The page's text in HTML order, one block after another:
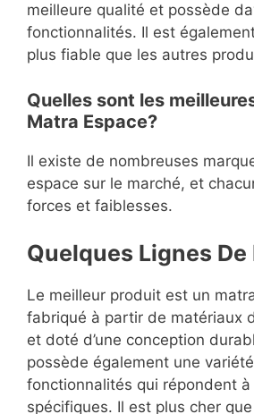
meilleure qualité et possède
fonctionnalités. Il est
plus fiable que les autres
Quelles sont les
Matra Espace?
Il existe de nombreuses
espace sur le marché, et
forces et faiblesses.
Quelques Lignes De
Le meilleur produit est un
fabriqué à partir de matériaux
et doté d’une conception
possède également une
fonctionnalités qui répondent
spécifiques. Il est plus cher